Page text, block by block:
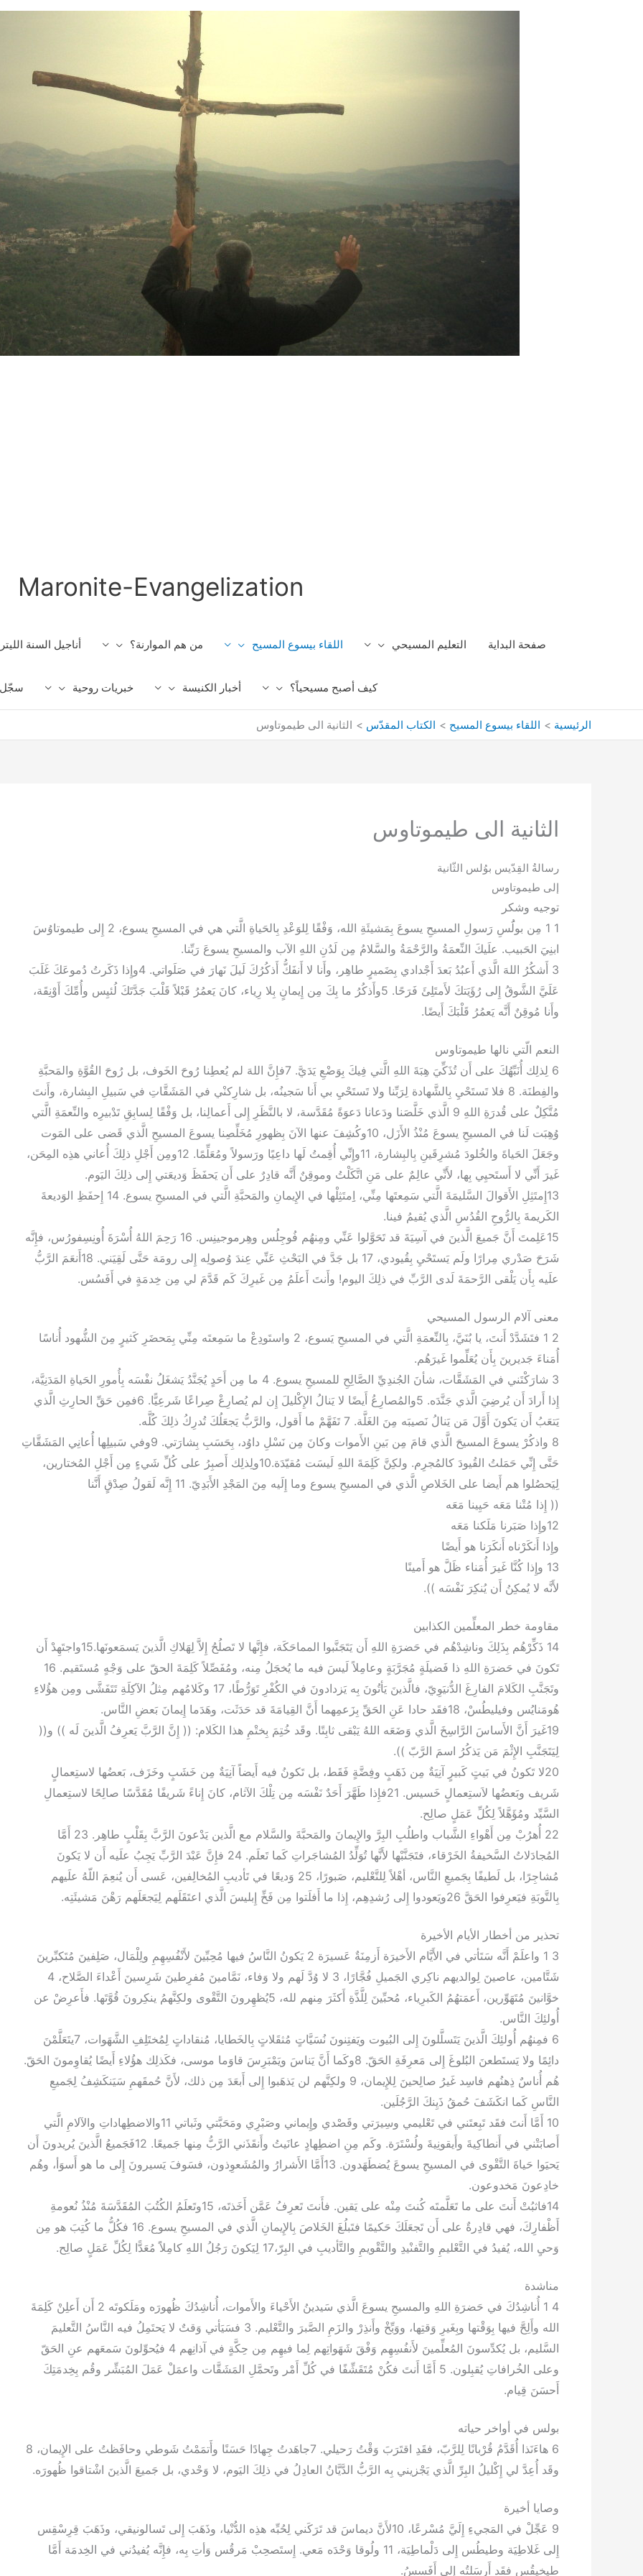
Maronite-Evangelization
صفحة البداية التعليم المسيحي اللقاء بيسوع المسيح من هم الموارنة؟ أناجيل السنة
كيف أصبح مسيحياً؟ أخبار الكنيسة خبريات روحية سجّل
الرئيسية اللقاء بيسوع المسيح الكتاب المقدّس الثانية الى طيموتاوس
الثانية الى طيموتاوس
رسالةُ القِدّيس بوُلس الثّانية
إلى طيموتاوس
توجيه وشكر
1 1 مِن بولَُسِ رَسولِ المسيحِ يسوعَ بِمَشيئَةِ الله، وَفْقًا لِلوَعْدِ بِالحَياةِ الَّتي هي في المسيحِ يسوع، 2 إِلى طيموتاوُسَ
ابنِيَ الحَبيب. علَيكَ النِّعمَةُ والرَّحْمَةُ والسَّلامُ مِن لَدُنِ اللهِ الآب والمسيحِ يسوعَ رَبِّنا.
3 أَشكُرُ اللهَ الَّذي أَعبُدُ بَعدَ أَجْدادي بِضَميرٍ طاهِر، وأَنا لا أَنفَكُّ أَذكُرُكَ لَيلَ نَهارَ في صَلَواتي. 4وإِذا ذَكَرتُ دُموعَكَ غَلَبَ
عَلَيَّ الشَّوقُ إِلى رُؤَيَتكَ لأَمتَلِئَ فَرَحًا. 5وأَذكُرُ ما بِكَ مِن إِيمانٍ بِلا رِياء، كانَ يَعمُرُ قَبْلاً قَلْبَ جَدَّتَكَ لُئيِس وأُمِّكَ أَوْنِقَة،
وأَنا مُوقِنٌ أَنَّه يَعمُرُ قَلْبَكَ أَيضًا.
النعم الّتي نالها طيموتاوس
6 لِذلِك أُنَبِّهُكَ على أَن تُذَكِّيَ هِبَةَ اللهِ الَّتي فِيكَ بِوَضْعِ يَدَيَّ. 7فإِنَّ اللهَ لم يُعطِنا رُوحَ الخَوف، بل رُوحَ القُوَّةِ والمَحبَّةِ
والفِطنَة. 8 فلا تَستَحْيِ بِالشَّهادة لِرَبِّنا ولا تَستَحْيِ بي أَنا سَجينُه، بل شارِكنْي في المَشَقَّاتِ في سَبيلِ البِشارة، وأَنتَ
مُتَّكِلٌ على قُدرَةِ اللهِ 9 الَّذي خَلَّصَنا ودَعانا دَعوَةً مُقَدَّسة، لا بالنَّظَرِ إِلى أَعمالِنا، بل وَفْقًا لِسابِقِ تَدْبيرِه والنِّعمَةِ الَّتي
وُهِبَت لَنا في المسيحِ يسوعَ مُنْذُ الأَزَل، 10وكُشِفَ عنها الآنَ بِظهورِ مُخَلِّصِنا يسوعَ المسيحِ الَّذي قَضى على المَوت
وجَعَلَ الحَياةَ والخُلودَ مُشرِقَينِ بِالبِشارة، 11وإِنِّي أُقِمتُ لَها داعِيًا ورَسولاً ومُعَلِّمًا. 12ومِن أَجْلِ ذلِكَ أُعاني هذِه المِحَن،
غَيرَ أَنِّي لا أَستَحيِي بِها، لأَنِّي عالِمٌ على مَنِ اتَّكَلْتُ وموقِنٌ أَنَّه قادِرٌ على أَن يَحفَظَ وَديعَتي إِلى ذلِكَ اليَوم.
13إِمتَثِلِ الأَقوالَ السَّليمَةَ الَّتي سَمِعتَها مِنِّي، اِِمتَثِلْها في الإِيمانِ والمَحبَّةِ الَّتي في المسيحِ يسوع. 14 إِحفَظِ الوَديعةَ
الكَريمةَ بِالرُّوحِ القُدُسِ الَّذي يُقيمُ فينا.
15عَلِمتَ أَنَّ جَميعَ الَّذينَ في آسِيَةَ قد تَحَوَّلوا عَنِّي ومِنهُم فُوجِلُس وهِرموجينِس. 16 رَحِمَ اللهُ أُسْرَةَ أُونِسِفورُس، فإِنَّه
شَرَحَ صَدْري مِرارًا ولَم يَستَحْيِ بِقُيودي، 17 بل جَدَّ في البَحْثِ عَنِّي عِندَ وُصولِه إِلى رومَة حَتَّى لَقِيَني. 18أَنعَمَ الرَّبُّ
علَيه بِأَن يَلْقى الرَّحمَةَ لَدى الرَّبِّ في ذلِكَ اليوم! وأَنتَ أَعلَمُ مِن غَيرِكَ كَم قَدَّمَ لي مِن خِدمَةٍ في أَفَسُس.
معنى آلام الرسول المسيحي
2 1 فتَشَدَّدْ أَنتَ، يا بُنَيَّ، بِالنِّعمَةِ الَّتي في المسيحِ يَسوع، 2 واستَودِعْ ما سَمِعتَه مِنِّي بِمَحضَرِ كَثيرٍ مِنَ الشُّهود أُناسًا
أُمَناءَ جَديرينَ بِأَن يُعَلِّموا غَيرَهُم.
3 شارَكْتَني في المَشَقَّات، شأنَ الجُندِيِّ الصَّالِحِ للمسيحِ يسوع. 4 ما مِن أَحَدٍ يُجَنَّدُ يَشغَلُ نفْسَه بِأُمورِ الحَياةِ المَدَنِيَّة،
إِذا أَرادَ أَن يُرضِيَ الَّذي جَنَّدَه. 5والمُصارِعُ أَيضًا لا يَنالُ الإِكْليلَ إِن لم يُصارِعْ صِراعًا شَرعِيًّا. 6فمِن حَقِّ الحارِثِ الَّذي
يَتعَبُ أَن يَكونَ أَوَّلَ مَن يَنالُ نَصيبَه مِنَ الغَلَّة. 7 تَفَهَّمْ ما أَقول، والرَّبُّ يَجعَلُكَ تُدرِكُ ذلِكَ كُلَّه.
8 واذكُرْ يسوعَ المسيحَ الَّذي قامَ مِن بَينِ الأَموات وكانَ مِن نَسْلِ داوُد، بِحَسَبِ بِشارَتي. 9وفي سَبيلِها أُعانِي المَشَقَّاتِ
حَتَّى إِنِّي حَمَلتُ القُيودَ كالمُجرِم. ولكِنَّ كَلِمَةَ اللهِ لَيسَت مُقيّدَة.10ولِذلِك أَصبِرُ على كُلِّ شَيءٍ مِن أَجْلِ المُختارين،
لِيَحصُلوا هم أَيضا على الخَلاصِ الَّذي في المسيحِ يسوع وما إِلَيه مِنَ المَجْدِ الأَبَدِيّ. 11 إِنَّه لَقولُ صِدْقٍ أَنَّنا
(( إِذا مُتْنا مَعَه حَيِينا مَعَه
12وإِذا صَبَرنا مَلَكنا مَعَه
وإِذا أَنكَرْناه أَنكَرَنا هو أَيضًا
13 وإِذا كُنَّا غَيرَ أُمَناء ظَلَّ هو أَمينًا
لأَنَّه لا يُمكِنُ أَن يُنكِرَ نَفْسَه )).
مقاومة خطر المعلِّمين الكذابين
14 ذَكِّرْهُم بِذَلِكَ وناشِدْهُم في حَضرَةِ اللهِ أَن يَتَجَنَّبوا المماحَكَة، فإِنَّها لا تَصلُحُ إِلاَّ لِهَلاكِ الَّذينَ يَسمَعونَها.15واجتَهِدْ أَن
تَكونَ في حَضرَةِ اللهِ ذا فَضيلَةٍ مُجَرَّبَةٍ وعامِلاً لَيسَ فيه ما يُخجَلُ مِنه، ومُفَصِّلاً كَلِمَةَ الحقّ على وَجْهٍ مُستَقيم. 16
وتَجَنَّبِ الكَلامَ الفارِغَ الدُّنيَوِيّ، فالَّذينَ يَأتُونَ بِه يَزدادونَ في الكُفْرِ تَوَرُّطًا، 17 وكَلامُهم مِثلُ الآكِلَةِ تَتَفَشَّى ومِن هؤُلاءِ
هُومَنايُس وفيليطُسْ، 18فقَد حادا عَنِ الحَقِّ بِزَعمِهما أَنَّ القِيامَةَ قد حَدَثَت، وهَدَما إِيمانَ بَعضِ النَّاس.
19غَيرَ أَنَّ الأَساسَ الرَّاسِخَ الَّذي وَضَعَه اللهُ يَبْقى ثابِتًا. وقَد خُتِمَ بِختْمِ هذا الكَلام: (( إِنَّ الرَّبَّ يَعرِفُ الَّذينَ لَه )) و((
لِيَتَجَنَّبِ الإِثْمَ مَن يَذكُرُ اسمَ الرَّبّ )).
20لا تَكونُ في بَيتٍ كَبيرٍ آنِيَةٌ مِن ذَهَبٍ وفِضَّةٍ فَقَط، بل تَكونُ فيه أَيضاً آنِيَةٌ مِن خَشَبٍ وخَزَف، بَعضُها لاستِعمالٍ
شَريف وبَعضُها لاَستِعمالٍ خَسيس. 21فإِذا طَهَّرَ أَحَدٌ نَفْسَه مِن تِلْكَ الآثام، كانَ إِناءً شَريفًا مُقَدَّسًا صالِحًا لاستِعمالِ
السَّيِّد ومُؤَهَّلاً لِكُلِّ عَمَلٍ صالِح.
22 أُهرُبْ مِن أَهْواءِ الشَّباب واطلُبِ البِرَّ والإِيمانَ والمَحبَّةَ والسَّلام مع الَّذين يَدْعونَ الرَّبَّ بِقَلْبٍ طاهِر. 23 أَمَّا
المُجادَلاتُ السَّخيفةُ الخَرْقاء، فتَجَنَّبْها لأَنَّها تُوَلِّدُ المُشاجَراتِ كَما تَعلَم. 24 فإِنَّ عَبْدَ الرَّبِّ يَجِبُ علَيه أَن لا يَكونَ
مُشاجِرًا، بل لَطيفًا بِجَميعِ النَّاس، أهْلاً لِلتَّعْليم، صَبورًا، 25 وَديعًا في تَأديبِ المُخالِفين، عَسى أَن يُنعِمَ اللّهُ علَيهم
بِالتَّوبَةِ فيَعرِفوا الحَقَّ 26ويَعودوا إِلى رُشدِهِم، إِذا ما أَفلَتوا مِن فَخِّ إِبليسَ الَّذي اعتَقَلَهم لِيَجعَلَهم رَهْنَ مَشيئَتِه.
تحذير من أخطار الأيام الأخيرة
3 1 واعلَمْ أَنَّه سَتَأتي في الأَيَّام الأَخيرَة أَزمِنَةٌ عَسيرَة 2 يَكونُ النَّاسُ فيها مُحِبِّينَ لأَنْفُسِهِمِ ولِلْمَال، صَلِفينَ مُتَكبِّرينَ
شَتَّامين، عاصينَ لِوالديهم ناكِري الجَميلِ فُجَّارًا، 3 لا وُدَّ لَهم ولا وَفاء، نَمَّامينَ مُفرِطينَ شَرِسينَ أَعْداءَ الصَّلاح، 4
خوَّانينَ مُتَهَوِّرين، أَعمَتهُمُ الكَبرِياء، مُحبِّينَ لِلَّذَّةِ أَكثَرَ مِنهم لله، 5يُظهِرونَ التَّقْوى ولكِنَّهمُ ينكِرونَ قُوَّتَها. فأَعرِضْ عن
أُولئِكَ النَّاس.
6 فمِنهُم أُولئِكَ الَّذينَ يَتَسلَّلونَ إِلى البُيوت ويَفتِنونَ نُسَيَّاتٍ مُثقَلاتٍ بِالخَطايا، مُنقاداتٍ لِمُختَلِفِ الشَّهَوات، 7يتَعَلَّمْنَ
دائِمًا ولا يَستَطعنَ البُلوغَ إِلى مَعرِفَةِ الحَقّ. 8وكَما أَنَّ يَناسَ ويَمْبَرِسَ قاوَما موسى، فكَذلِك هؤُلاءِ أَيضًا يُقاوِمونَ الحَقّ.
هُم أُناسٌ ذِهنُهم فاسِد غَيرُ صالِحينَ لِلإِيمان، 9 ولكِنَّهم لن يَذهَبوا إِلى أَبعَدَ مِن ذلك، لأَنَّ حُمقَهمِ سَيَنكَشِفُ لِجَميعِ
النَّاسِ كَما انكَشَفَ حُمقُ ذَيِنكَ الرَّجُلَين.
10 أَمَّا أَنتَ فقَد تَبِعتَني في تَعْليمي وسِيرَتي وقَصْدي وإِيماني وصَبْرِي ومَحَبَّتي وثَباتي 11والاضطِهاداتِ والآلامِ الَّتي
أَصابَتْني في أَنطاكِيةَ وأَيقونِيةَ ولُسْتَرَة. وكَم مِنِ اضطِهادٍ عانَيتُ وأَنقَذَني الرَّبُّ مِنها جَميعًا. 12فَجَميعُ الَّذينَ يُريدونَ أَن
يَحيَوا حَياةَ التَّقْوى في المسيحِ يسوعَ يُضطَهَدون. 13أَمَّا الأَشرارُ والمُشَعوِذون، فسَوفَ يَسيرونَ إِلى ما هو أَسوَأ، وهُم
خادِعونَ مَخدوعون.
14فاثبُتْ أَنتَ على ما تَعَلَّمتَه كُنتَ مِنْه على يَقين. فأَنتَ تَعرِفُ عَمَّن أَخَذتَه، 15وتَعلَمُ الكُتُبَ المُقَدَّسَةَ مُنْذُ نُعومةِ
أَظْفارِكَ، فهي قادِرةٌ على أَن تَجعَلَكَ حَكيمًا فتَبلُغَ الخَلاصَ بِالإِيمانِ الَّذي في المسيحِ يسوع. 16 فكُلُّ ما كُتِبَ هو مِن
وَحيِ الله، يُفيدُ في التَّعْليمِ والتَّفنْيدِ والتَّقْويمِ والتَّأديبِ في البِرّ،17 لِيَكونَ رَجُلُ اللهِ كامِلاًَ مُعَدًّا لِكُلِّ عَمَلٍ صالِح.
مناشدة
4 1 أُناشِدُكَ في حَضرَةِ اللهِ والمسيحِ يسوعَ الَّذي سَيدينُ الأَحْياءَ والأَموات، أُناشِدُكَ ظُهورَه ومَلَكوتَه 2 أَن أَعلِنْ كَلِمَةَ
الله وأَلِحَّ فيها بِوَقْتها وبِغَيرِ وَقتِها، ووَبِّخْ وأَنذِرْ والزَمِ الصَّبرَ والتَّعْليم. 3 فسَيَأتي وَقتٌ لا يَحتَمِلُ فيه النَّاسُ التَّعليمَ
السَّليم، بل يُكدِّسونَ المُعلِّمينَ لأَنفُسِهِم وَفْقَ شَهَواتِهم لِما فيهِم مِن حِكَّةٍ في آذانِهم 4 فيُحوِّلونَ سَمعَهم عنِ الحَقّ
وعلى الخُرافاتِ يُقبِلون. 5 أَمَّا أَنتَ فكُنْ مُتَقَشِّفًا في كُلِّ أَمْر وتَحمَّلِ المَشَقَّات واعمَلْ عَمَلَ المُبَشِّر وقُم بِخِدمَتِكَ
أَحسَنَ قِيام.
بولس في أواخر حياته
6 هاءَنَذا أُقَدَّمُ قُرْبانًا لِلرَّبّ، فقَدِ اقتَرَبَ وَقْتُ رَحيلي. 7جاهَدتُ جِهادًا حَسَنًا وأَتمَمْتُ شَوطي وحافَظتُ على الإِيمان، 8
وقَد أُعِدَّ لي إِكْليلُ البِرِّ الَّذي يَجْزيني بِه الرَّبُّ الدَّيَّانُ العادِلُ في ذلِكَ اليَوم، لا وَحْدي، بل جَميعَ الَّذينَ اشْتاقوا ظُهورَه.
وصايا أخيرة
9 عَجِّلْ في المَجيءِ إِلَيَّ مُسْرعًا، 10لأَنَّ ديماسَ قد تَرَكَني لِحُبِّه هذِه الدُّنْيا، وذَهَبَ إِلى تَسالونيقي، وذَهَبَ قِرِسْقِس
إِلى غَلاطِيَة وطيطُس إِلى دَلْماطِيَة، 11 ولُوقا وَحْدَه مَعي. إِستَصحِبْ مَرقُس وَأتِ بِه، فإِنَّه يُفيدُني في الخِدمَة أَمَّا
طيخيقُس فقَد أَرسَلتُه إِلى أَفَسسُ.